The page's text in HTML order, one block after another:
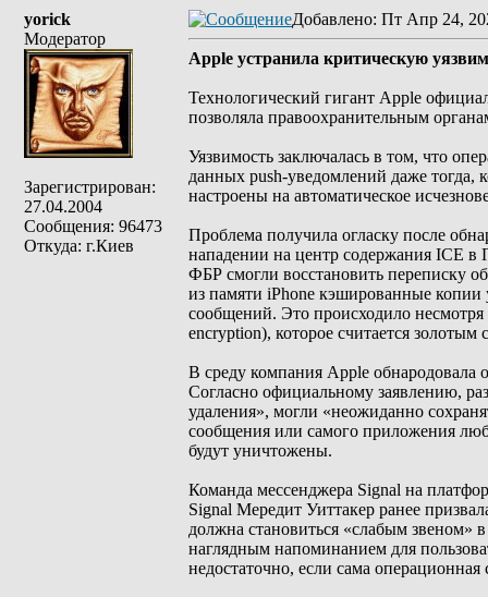
yorick
Модератор
Зарегистрирован:
27.04.2004
Сообщения: 96473
Откуда: г.Киев
Добавлено: Пт Апр 24,
Apple устранила критическую
Технологический гигант Apple
позволяла правоохранительным
Уязвимость заключалась в том, что
данных push-уведомлений даже тогда,
настроены на автоматическое
Проблема получила огласку после
нападении на центр содержания ICE
ФБР смогли восстановить переписку
из памяти iPhone кэшированные
сообщений. Это происходило несмотря
encryption), которое считается золотым
В среду компания Apple обнародовала
Согласно официальному заявлению,
удаления», могли «неожиданно
сообщения или самого приложения
будут уничтожены.
Команда мессенджера Signal на
Signal Мередит Уиттакер ранее
должна становиться «слабым звеном»
наглядным напоминанием для
недостаточно, если сама